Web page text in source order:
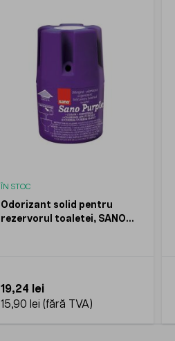
ÎN STOC
Odorizant solid pentru
rezervorul toaletei, SANO
19,24 lei
15,90 lei